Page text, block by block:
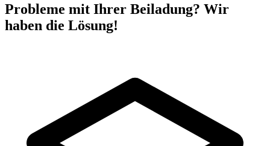
Probleme mit Ihrer Beiladung? Wir
haben die Lösung!